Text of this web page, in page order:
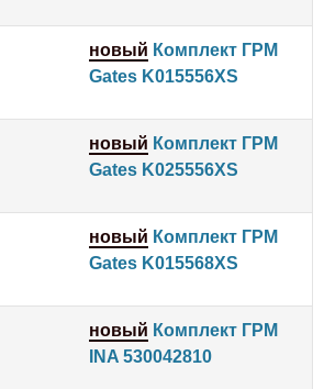
новый Комплект ГРМ
Gates K015556XS
новый Комплект ГРМ
Gates K025556XS
новый Комплект ГРМ
Gates K015568XS
новый Комплект ГРМ
INA 530042810